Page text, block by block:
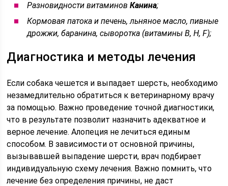
Разновидности витаминовКанина;
Кормовая патока и печень, льняное масло, пивные
дрожжи, баранина, сыворотка (витамины В, Н, F);
Диагностика и методы лечения
Если собака чешется и выпадает шерсть, необходимо
незамедлительно обратиться к ветеринарному врачу
за помощью. Важно проведение точной диагностики,
что в результате позволит назначить адекватное и
верное лечение. Алопеция не лечиться единым
способом. В зависимости от основной причины,
вызывавшей выпадение шерсти, врач подбирает
индивидуальную схему лечения. Важно помнить, что
лечение без определения причины, не даст